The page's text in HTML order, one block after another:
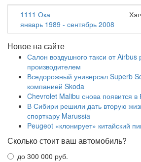
1111 Ока
январь 1989 - сентябрь 2008
Новое на сайте
Салон воздушного такси от Airbus
производителем
Вседорожный универсал Superb
компанией Skoda
Chevrolet Malibu снова появится в
В Сибири решили дать вторую
спорткару Marussia
Peugeot «клонирует» китайский
Сколько стоит ваш автомобиль?
до 300 000 руб.